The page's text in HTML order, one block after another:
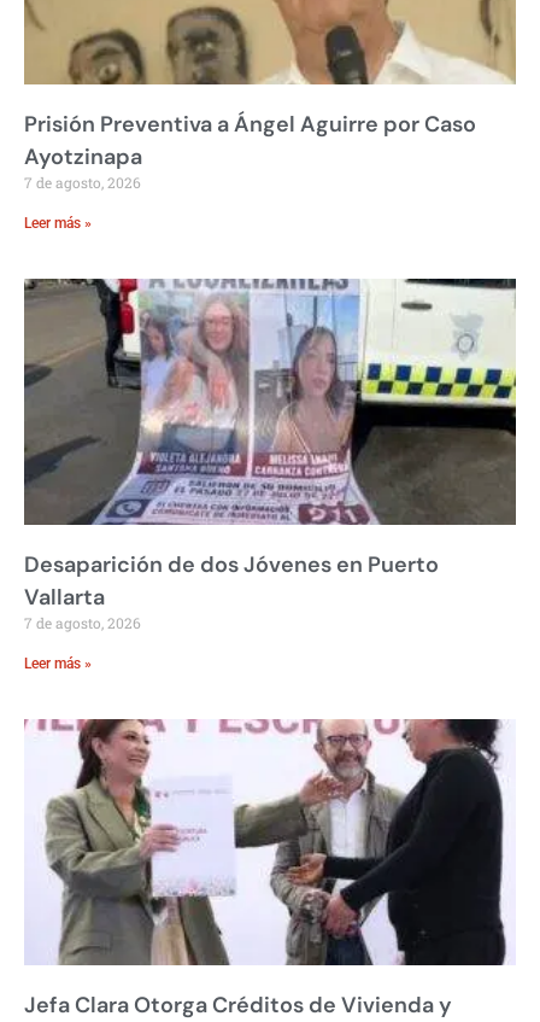
Prisión Preventiva a Ángel Aguirre por Caso
Ayotzinapa
7 de agosto, 2026
Leer más »
Desaparición de dos Jóvenes en Puerto
Vallarta
7 de agosto, 2026
Leer más »
Jefa Clara Otorga Créditos de Vivienda y